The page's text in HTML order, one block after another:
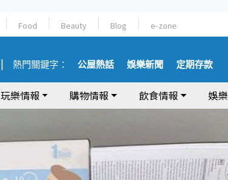
Food Beauty Blog e-zone
熱門關鍵字： 公屋熱話 娛樂新聞 定期存款
玩樂情報 購物情報 飲食情報 娛樂